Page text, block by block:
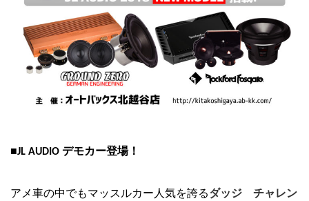
■JL AUDIO デモカー登場！
アメ車の中でもマッスルカー人気を誇るダッジ チャレン